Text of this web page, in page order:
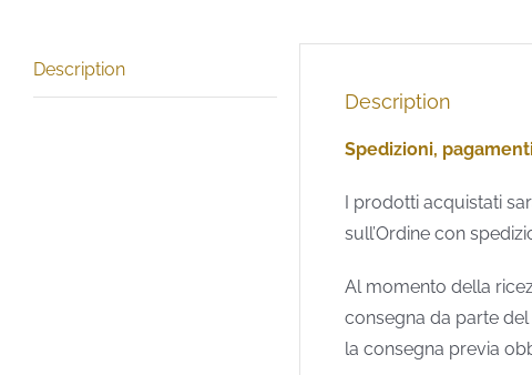
Description
Description
Spedizioni,
I prodotti acquistati
sull’Ordine con
Al momento della
consegna da parte
la consegna previa